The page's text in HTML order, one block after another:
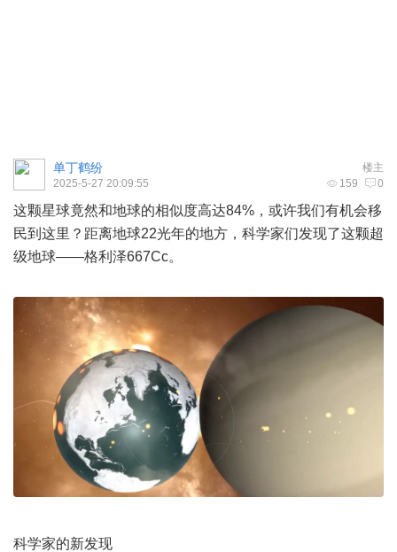
楼主
单丁鹤纷
159 0
2025-5-27 20:09:55
这颗星球竟然和地球的相似度高达84%，或许我们有机会移
民到这里？距离地球22光年的地方，科学家们发现了这颗超
级地球——格利泽667Cc。
科学家的新发现